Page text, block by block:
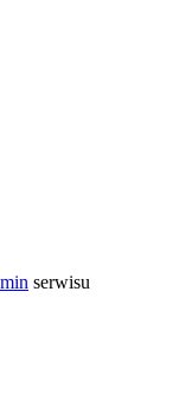
serwisu